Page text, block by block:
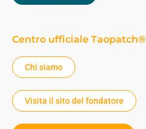
Centro ufficiale Taopatch®
Chi siamo
Visita il sito del fondatore